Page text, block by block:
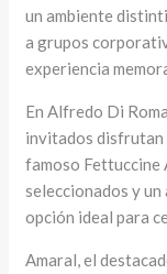
un ambiente
a grupos
experiencia
En Alfredo Di
invitados disfrutan
famoso Fettuccine
seleccionados y
opción ideal para
Amaral, el